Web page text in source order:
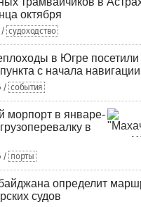
октября
/ судоходство
в Югре посетили
с начала навигации
/ события
морпорт в январе-
в
/ порты
определит
судов